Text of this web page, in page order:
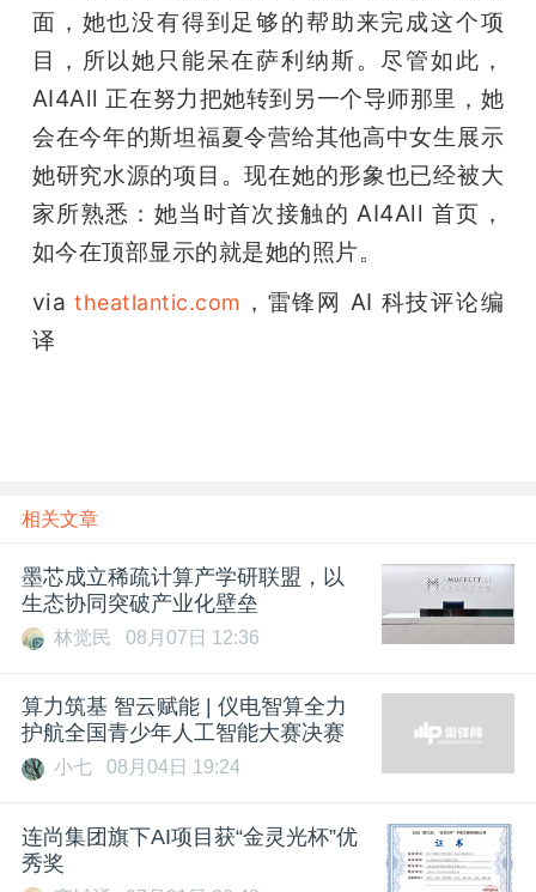
面，她也没有得到足够的帮助来完成这个项
目，所以她只能呆在萨利纳斯。尽管如此，
AI4All 正在努力把她转到另一个导师那里，她
会在今年的斯坦福夏令营给其他高中女生展示
她研究水源的项目。现在她的形象也已经被大
家所熟悉：她当时首次接触的 AI4All 首页，
如今在顶部显示的就是她的照片。
via theatlantic.com ，雷锋网 AI 科技评论编
译
相关文章
墨芯成立稀疏计算产学研联盟，以
生态协同突破产业化壁垒
林觉民 08月07日 12:36
算力筑基 智云赋能 | 仪电智算全力
护航全国青少年人工智能大赛决赛
小七 08月04日 19:24
连尚集团旗下AI项目获“金灵光杯”优
秀奖